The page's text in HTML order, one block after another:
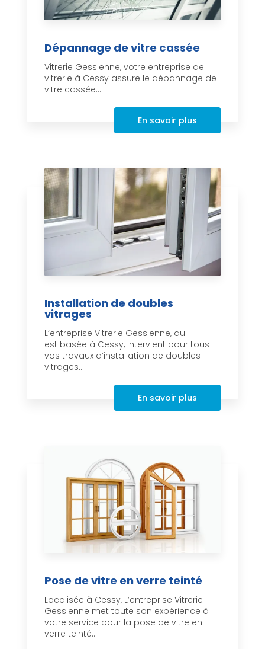
Dépannage de vitre cassée
Vitrerie Gessienne, votre entreprise de
vitrerie à Cessy assure le dépannage de
vitre cassée....
En savoir plus
Installation de doubles
vitrages
L’entreprise Vitrerie Gessienne, qui
est basée à Cessy, intervient pour tous
vos travaux d’installation de doubles
vitrages....
En savoir plus
Pose de vitre en verre teinté
Localisée à Cessy, L’entreprise Vitrerie
Gessienne met toute son expérience à
votre service pour la pose de vitre en
verre teinté....